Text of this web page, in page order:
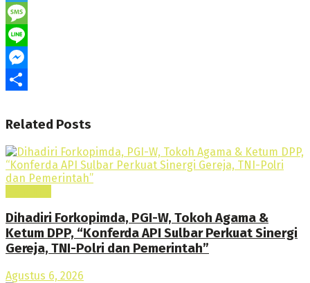
Telegram
Message
Line
Messenger
Related Posts
Dihadiri Forkopimda, PGI-W, Tokoh Agama &
Ketum DPP, “Konferda API Sulbar Perkuat Sinergi
Gereja, TNI-Polri dan Pemerintah”
Agustus 6, 2026